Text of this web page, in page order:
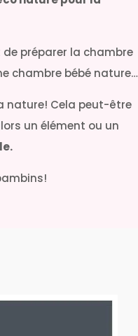
préparer la chambre
chambre bébé nature…
nature! Cela peut-être
un élément ou un